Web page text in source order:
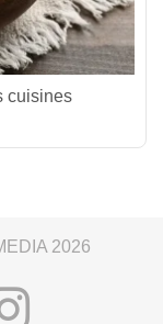
cuisines
2026